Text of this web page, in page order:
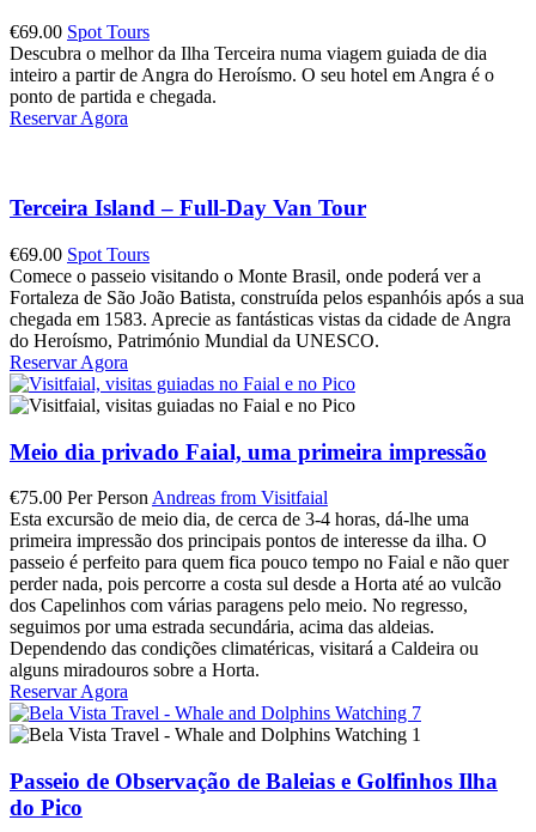
€69.00 Spot Tours
Descubra o melhor da Ilha Terceira numa viagem guiada de dia
inteiro a partir de Angra do Heroísmo. O seu hotel em Angra é o
ponto de partida e chegada.
Reservar Agora
Terceira Island – Full-Day Van Tour
€69.00 Spot Tours
Comece o passeio visitando o Monte Brasil, onde poderá ver a
Fortaleza de São João Batista, construída pelos espanhóis após a sua
chegada em 1583. Aprecie as fantásticas vistas da cidade de Angra
do Heroísmo, Património Mundial da UNESCO.
Reservar Agora
Meio dia privado Faial, uma primeira impressão
€75.00 Per Person Andreas from Visitfaial
Esta excursão de meio dia, de cerca de 3-4 horas, dá-lhe uma
primeira impressão dos principais pontos de interesse da ilha. O
passeio é perfeito para quem fica pouco tempo no Faial e não quer
perder nada, pois percorre a costa sul desde a Horta até ao vulcão
dos Capelinhos com várias paragens pelo meio. No regresso,
seguimos por uma estrada secundária, acima das aldeias.
Dependendo das condições climatéricas, visitará a Caldeira ou
alguns miradouros sobre a Horta.
Reservar Agora
Passeio de Observação de Baleias e Golfinhos Ilha
do Pico